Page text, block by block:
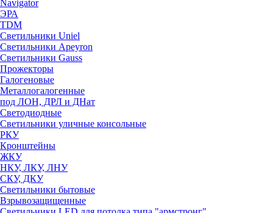
Navigator
ЭРА
TDM
Светильники Uniel
Светильники Apeyron
Светильники Gauss
Прожекторы
Галогеновые
Металлогалогенные
под ЛОН, ДРЛ и ДНат
Светодиодные
Светильники уличные консольные
РКУ
Кронштейны
ЖКУ
НКУ, ЛКУ, ЛНУ
СКУ, ДКУ
Светильники бытовые
Взрывозащищенные